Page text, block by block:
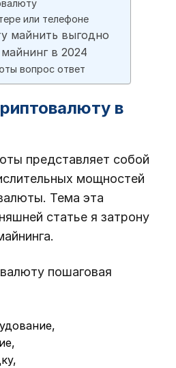
или телефоне
майнить выгодно
в 2024
вопрос ответ
в
представляет собой
мощностей
Тема эта
статье я затрону
пошаговая